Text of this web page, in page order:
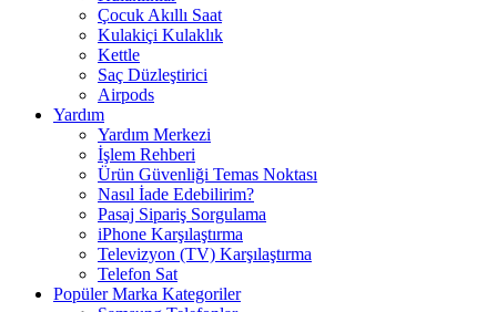
Çocuk Akıllı Saat
Kulakiçi Kulaklık
Kettle
Saç Düzleştirici
Airpods
Yardım
Yardım Merkezi
İşlem Rehberi
Ürün Güvenliği Temas Noktası
Nasıl İade Edebilirim?
Pasaj Sipariş Sorgulama
iPhone Karşılaştırma
Televizyon (TV) Karşılaştırma
Telefon Sat
Popüler Marka Kategoriler